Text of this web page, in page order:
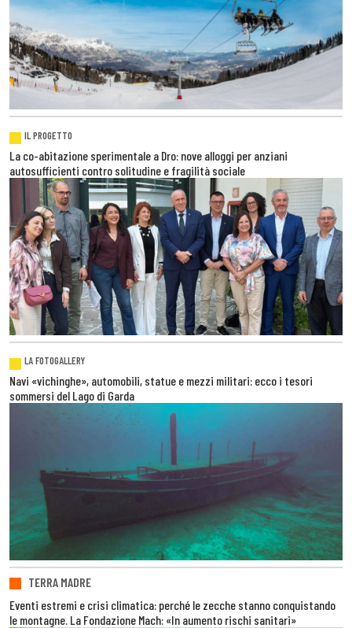
IL PROGETTO
La co-abitazione sperimentale a Dro: nove alloggi per anziani
autosufficienti contro solitudine e fragilità sociale
LA FOTOGALLERY
Navi «vichinghe», automobili, statue e mezzi militari: ecco i tesori
sommersi del Lago di Garda
TERRA MADRE
Eventi estremi e crisi climatica: perché le zecche stanno conquistando
le montagne. La Fondazione Mach: «In aumento rischi sanitari»